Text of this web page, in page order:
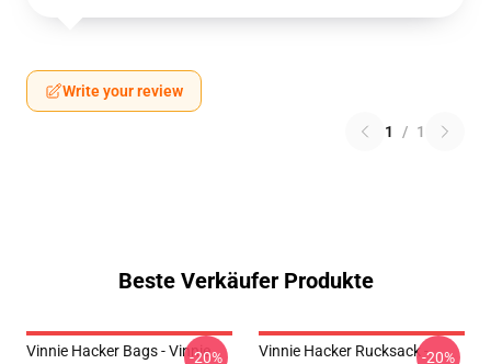
Write your review
1 / 1
Beste Verkäufer Produkte
Vinnie Hacker Bags - Vinnie
-20%
Vinnie Hacker Rucksack --20%